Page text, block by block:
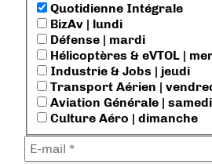
Quotidienne Intégrale
BizAv | lundi
Défense | mardi
Hélicoptères & eVTOL |
Industrie & Jobs | jeudi
Transport Aérien |
Aviation Générale | samedi
Culture Aéro | dimanche